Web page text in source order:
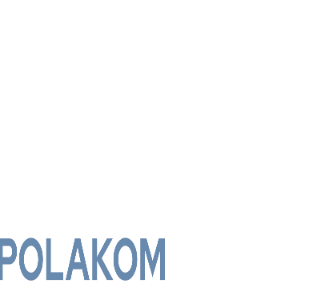
Bridge Media TV - Wielokulturowy kanał